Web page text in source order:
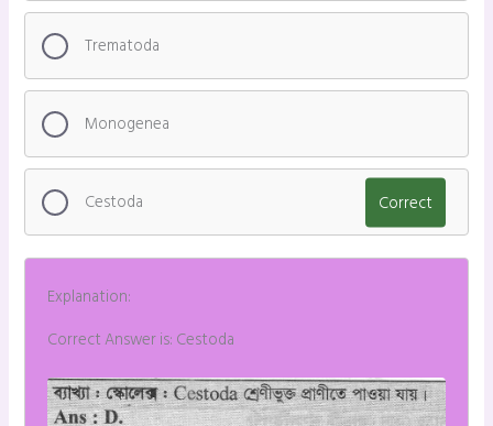
Trematoda
Monogenea
Cestoda Correct
Explanation:
Correct Answer is: Cestoda